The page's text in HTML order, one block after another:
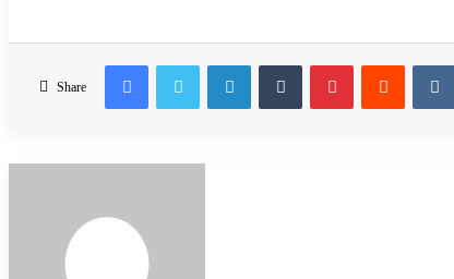
Share
FacebookTwitter LinkedInTumblr PinterestReddit